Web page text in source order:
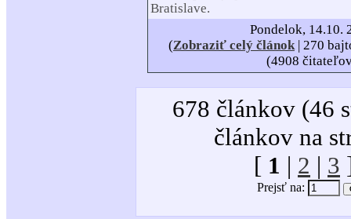
Bratislave.
Pondelok, 14.10.
(Zobraziť celý článok| 270
(4908
678 článkov (46
článkov na
[ 1 | 2 | 3
Prejsť na: